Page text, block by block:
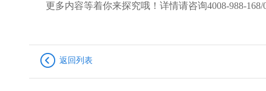
更多内容等着你来探究哦！详情请咨询4008-988-168/
返回列表